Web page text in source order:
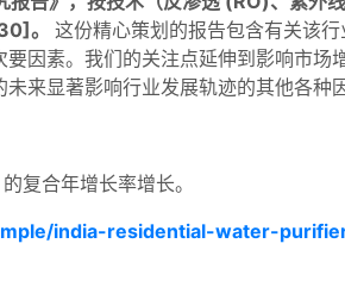
。 这份精心策划的报告包含有关该
因素。我们的关注点延伸到影响市场
来显著影响行业发展轨迹的其他各种因
复合年增长率增长。
india-residential-water-